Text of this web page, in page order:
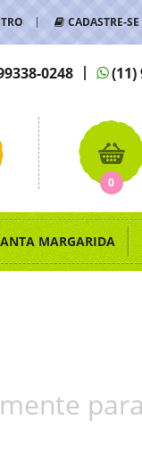
CADASTRE-SE
0248 (11)
0
MARGARIDA